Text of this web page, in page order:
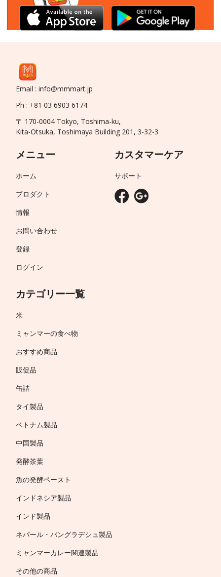
Email : info@mmmart.jp
Ph : +81 03 6903 6174
〒 170-0004 Tokyo, Toshima-ku,
Kita-Otsuka, Toshimaya Building 201, 3-32-3
メニュー
ホーム
プロダクト
情報
お問い合わせ
登録
ログイン
カテゴリー一覧
米
ミャンマーの食べ物
おすすめ商品
販促品
缶詰
タイ製品
ベトナム製品
中国製品
発酵茶葉
魚の発酵ペースト
インドネシア製品
インド製品
ネパール・バングラデシュ製品
ミャンマーカレー関連製品
その他の商品
カスタマーケア
サポート